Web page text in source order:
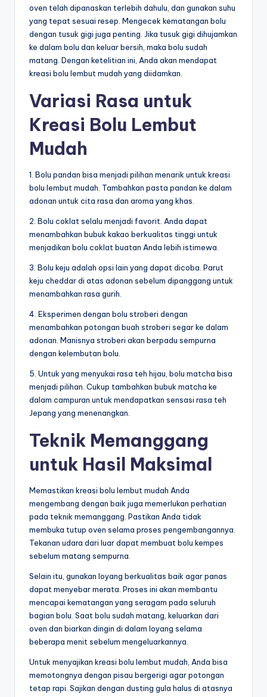
oven telah dipanaskan terlebih dahulu, dan gunakan suhu
yang tepat sesuai resep. Mengecek kematangan bolu
dengan tusuk gigi juga penting. Jika tusuk gigi dihujamkan
ke dalam bolu dan keluar bersih, maka bolu sudah
matang. Dengan ketelitian ini, Anda akan mendapat
kreasi bolu lembut mudah yang diidamkan.
Variasi Rasa untuk
Kreasi Bolu Lembut
Mudah
1. Bolu pandan bisa menjadi pilihan menarik untuk kreasi
bolu lembut mudah. Tambahkan pasta pandan ke dalam
adonan untuk cita rasa dan aroma yang khas.
2. Bolu coklat selalu menjadi favorit. Anda dapat
menambahkan bubuk kakao berkualitas tinggi untuk
menjadikan bolu coklat buatan Anda lebih istimewa.
3. Bolu keju adalah opsi lain yang dapat dicoba. Parut
keju cheddar di atas adonan sebelum dipanggang untuk
menambahkan rasa gurih.
4. Eksperimen dengan bolu stroberi dengan
menambahkan potongan buah stroberi segar ke dalam
adonan. Manisnya stroberi akan berpadu sempurna
dengan kelembutan bolu.
5. Untuk yang menyukai rasa teh hijau, bolu matcha bisa
menjadi pilihan. Cukup tambahkan bubuk matcha ke
dalam campuran untuk mendapatkan sensasi rasa teh
Jepang yang menenangkan.
Teknik Memanggang
untuk Hasil Maksimal
Memastikan kreasi bolu lembut mudah Anda
mengembang dengan baik juga memerlukan perhatian
pada teknik memanggang. Pastikan Anda tidak
membuka tutup oven selama proses pengembangannya.
Tekanan udara dari luar dapat membuat bolu kempes
sebelum matang sempurna.
Selain itu, gunakan loyang berkualitas baik agar panas
dapat menyebar merata. Proses ini akan membantu
mencapai kematangan yang seragam pada seluruh
bagian bolu. Saat bolu sudah matang, keluarkan dari
oven dan biarkan dingin di dalam loyang selama
beberapa menit sebelum mengeluarkannya.
Untuk menyajikan kreasi bolu lembut mudah, Anda bisa
memotongnya dengan pisau bergerigi agar potongan
tetap rapi. Sajikan dengan dusting gula halus di atasnya